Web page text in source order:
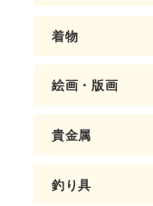
着物
絵画・版画
貴金属
釣り具